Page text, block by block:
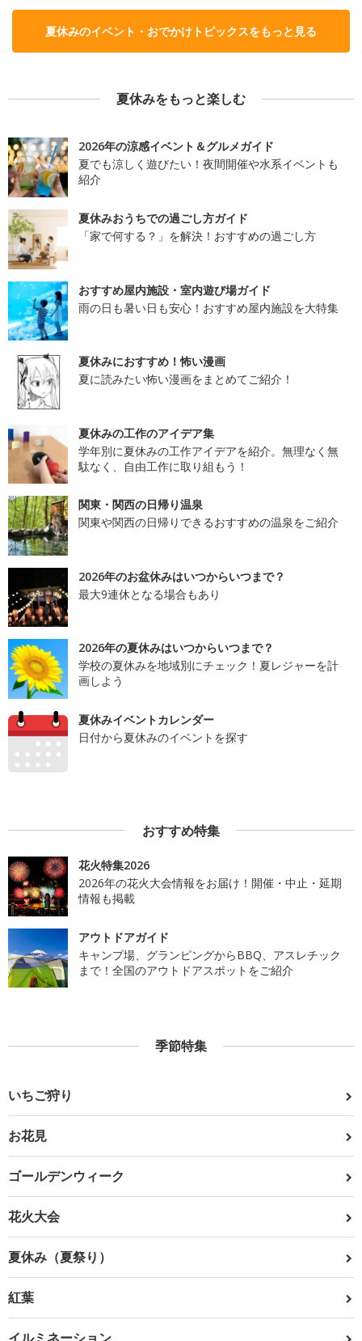
夏休みのイベント・おでかけトピックスをもっと見る
夏休みをもっと楽しむ
2026年の涼感イベント＆グルメガイド
夏でも涼しく遊びたい！夜間開催や水系イベントも
紹介
夏休みおうちでの過ごし方ガイド
「家で何する？」を解決！おすすめの過ごし方
おすすめ屋内施設・室内遊び場ガイド
雨の日も暑い日も安心！おすすめ屋内施設を大特集
夏休みにおすすめ！怖い漫画
夏に読みたい怖い漫画をまとめてご紹介！
夏休みの工作のアイデア集
学年別に夏休みの工作アイデアを紹介。無理なく無
駄なく、自由工作に取り組もう！
関東・関西の日帰り温泉
関東や関西の日帰りできるおすすめの温泉をご紹介
2026年のお盆休みはいつからいつまで？
最大9連休となる場合もあり
2026年の夏休みはいつからいつまで？
学校の夏休みを地域別にチェック！夏レジャーを計
画しよう
夏休みイベントカレンダー
日付から夏休みのイベントを探す
おすすめ特集
花火特集2026
2026年の花火大会情報をお届け！開催・中止・延期
情報も掲載
アウトドアガイド
キャンプ場、グランピングからBBQ、アスレチック
まで！全国のアウトドアスポットをご紹介
季節特集
いちご狩り
お花見
ゴールデンウィーク
花火大会
夏休み（夏祭り）
紅葉